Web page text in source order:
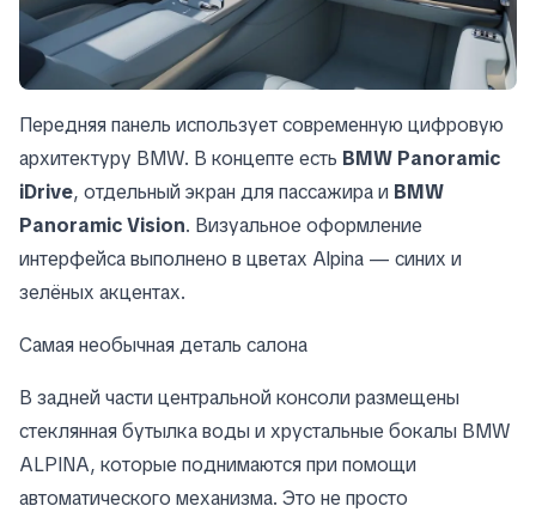
Передняя панель использует современную цифровую
архитектуру BMW. В концепте есть BMW Panoramic
iDrive, отдельный экран для пассажира и BMW
Panoramic Vision. Визуальное оформление
интерфейса выполнено в цветах Alpina — синих и
зелёных акцентах.
Самая необычная деталь салона
В задней части центральной консоли размещены
стеклянная бутылка воды и хрустальные бокалы BMW
ALPINA, которые поднимаются при помощи
автоматического механизма. Это не просто